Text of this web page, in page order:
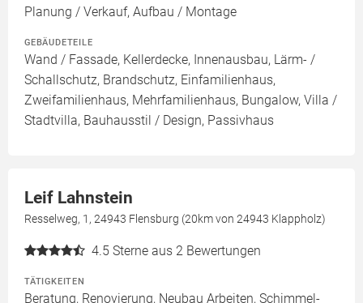
Planung / Verkauf, Aufbau / Montage
GEBÄUDETEILE
Wand / Fassade, Kellerdecke, Innenausbau, Lärm- /
Schallschutz, Brandschutz, Einfamilienhaus,
Zweifamilienhaus, Mehrfamilienhaus, Bungalow, Villa /
Stadtvilla, Bauhausstil / Design, Passivhaus
Leif Lahnstein
Resselweg, 1, 24943 Flensburg (20km von 24943 Klappholz)
4.5 Sterne aus 2 Bewertungen
TÄTIGKEITEN
Beratung, Renovierung, Neubau Arbeiten, Schimmel-